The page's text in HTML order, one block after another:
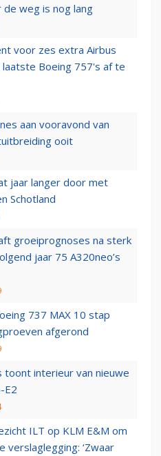
de weg is nog lang
voor zes extra Airbus
Boeing 757's af te
aan vooravond van
ooit
jaar langer door met
Schotland
groeiprognoses na sterk
jaar 75 A320neo’s
737 MAX 10 stap
afgerond
toont interieur van nieuwe
E2
ILT op KLM E&M om
verslaglegging: ‘Zwaar